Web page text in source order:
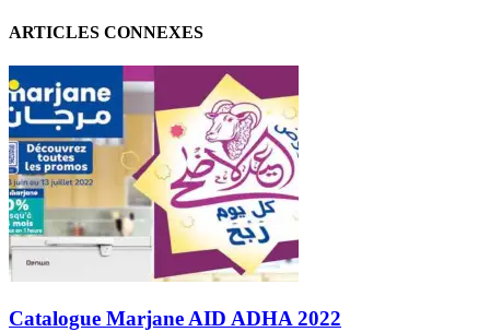
ARTICLES CONNEXES
Catalogue Marjane AID ADHA 2022